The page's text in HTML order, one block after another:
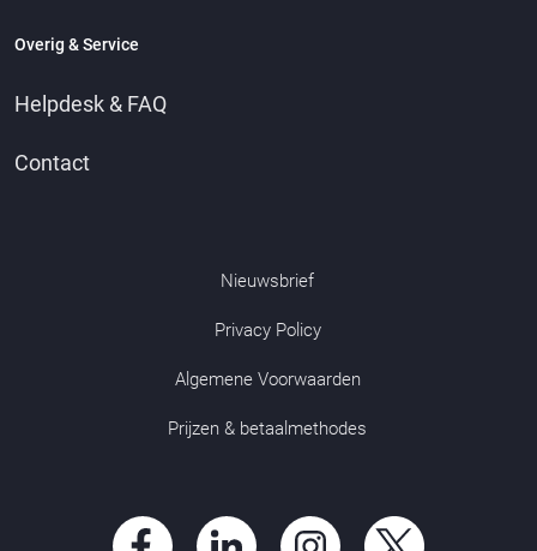
Overig & Service
Helpdesk & FAQ
Contact
Nieuwsbrief
Privacy Policy
Algemene Voorwaarden
Prijzen & betaalmethodes